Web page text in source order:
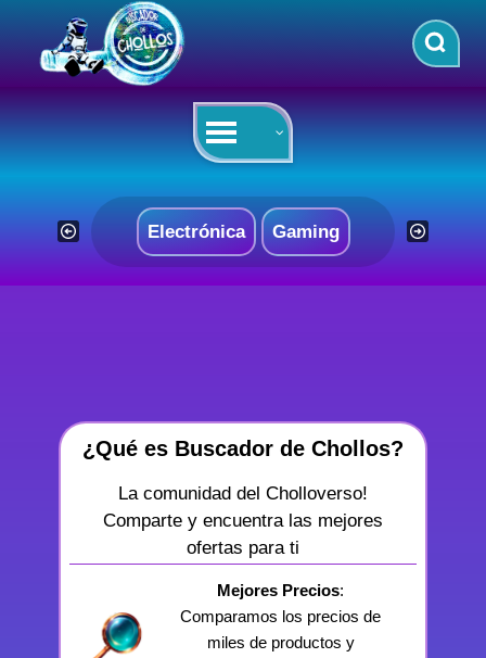
contenido
Electrónica Gaming
¿Qué es Buscador de Chollos?
La comunidad del Cholloverso!
Comparte y encuentra las mejores
ofertas para ti
Mejores Precios:
Comparamos los precios de
miles de productos y